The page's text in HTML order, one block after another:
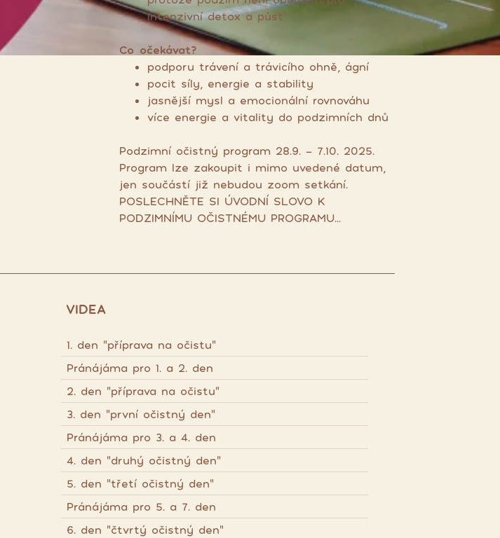
intenzivní detox a půst
Co očekávat?
podporu trávení a trávicího ohně, ágní
pocit síly, energie a stability
jasnější mysl a emocionální rovnováhu
více energie a vitality do podzimních dnů
Podzimní očistný program 28.9. - 7.10. 2025.
Program lze zakoupit i mimo uvedené datum,
jen součástí již nebudou zoom setkání.
POSLECHNĚTE SI ÚVODNÍ SLOVO K
PODZIMNÍMU OČISTNÉMU PROGRAMU...
VIDEA
1. den "příprava na očistu"
Pránájáma pro 1. a 2. den
2. den "příprava na očistu"
3. den "první očistný den"
Pránájáma pro 3. a 4. den
4. den "druhý očistný den"
5. den "třetí očistný den"
Pránájáma pro 5. a 7. den
6. den "čtvrtý očistný den"